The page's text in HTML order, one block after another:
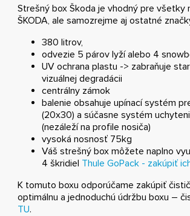
Strešný box Škoda je vhodný pre všetky
ŠKODA, ale samozrejme aj ostatné
380 litrov,
odvezie 5 párov lyží alebo 4
UV ochrana plastu -> zabraňuje
vizuálnej degradácii
centrálny zámok
balenie obsahuje upínací systém
(20x30) a súčasne systém
(nezáleží na profile nosiča)
vysoká nosnosť 75kg
Váš strešný box môžete naplno
4 škridiel Thule GoPack - zakúpiť
K tomuto boxu odporúčame zakúpiť
optimálnu a jednoduchú údržbu boxu –
TU.